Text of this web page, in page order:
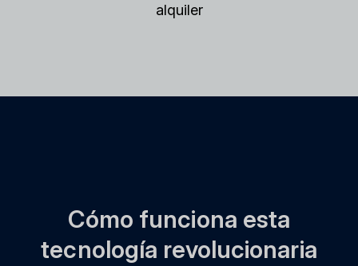
alquiler
Cómo funciona esta
tecnología revolucionaria